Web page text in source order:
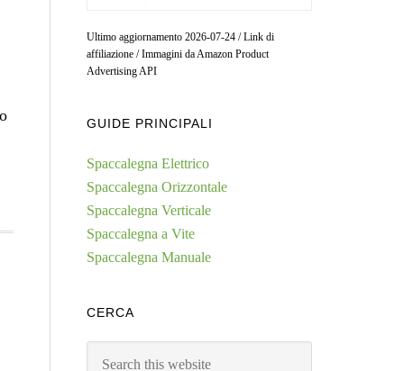
Ultimo aggiornamento 2026-07-24 / Link di
affiliazione / Immagini da Amazon Product
Advertising API
GUIDE PRINCIPALI
Spaccalegna Elettrico
Spaccalegna Orizzontale
Spaccalegna Verticale
Spaccalegna a Vite
Spaccalegna Manuale
CERCA